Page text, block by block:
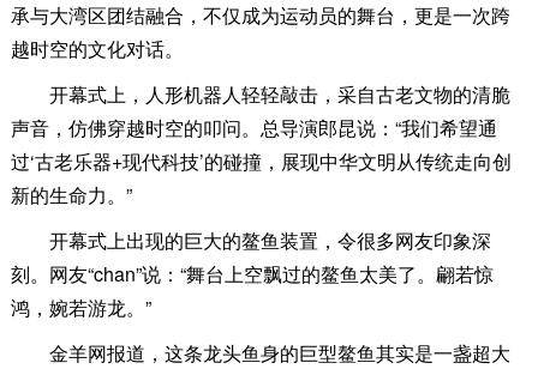
承与大湾区团结融合，不仅成为运动员的舞台，更是一次跨
越时空的文化对话。
开幕式上，人形机器人轻轻敲击，采自古老文物的清脆
声音，仿佛穿越时空的叩问。总导演郎昆说：“我们希望通
过‘古老乐器+现代科技’的碰撞，展现中华文明从传统走向创
新的生命力。”
开幕式上出现的巨大的鳌鱼装置，令很多网友印象深
刻。网友“chan”说：“舞台上空飘过的鳌鱼太美了。翩若惊
鸿，婉若游龙。”
金羊网报道，这条龙头鱼身的巨型鳌鱼其实是一盏超大